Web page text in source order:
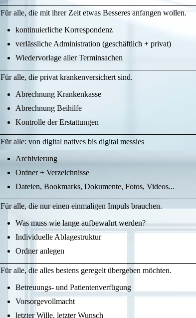
Für alle, die mit ihrer Zeit etwas Besseres anfangen wollen.
kontinuierliche Korrespondenz
verlässliche Administration (geschäftlich + privat)
Wiedervorlage aller Terminsachen
Für alle, die privat krankenversichert sind.
Abrechnung Krankenkasse
Abrechnung Beihilfe
Kontrolle der Erstattungen
Für alle: von digital natives bis digital messies
Archivierung
Ordner + Verzeichnisse
Dateien, Bookmarks, Dokumente, Fotos, Videos...
Für alle, die nur einen einmaligen Impuls brauchen.
Was muss wie lange aufbewahrt werden?
Individuelle Ablagestruktur
Ordner anlegen
Für alle, die alles bestens geregelt übergeben möchten.
Betreuungs- und Patientenverfügung
Vorsorgevollmacht
letzter Wille, letzter Wunsch